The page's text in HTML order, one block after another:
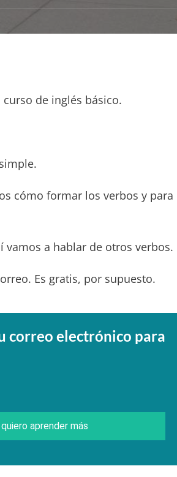
de inglés básico.
cómo formar los verbos y para
a hablar de otros verbos.
Es gratis, por supuesto.
correo electrónico para
aprender más